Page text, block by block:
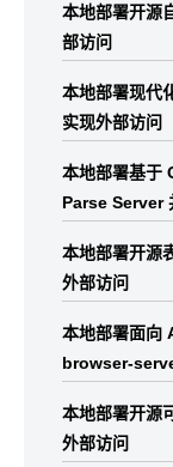
本地部署开源
部访问
本地部署现代
实现外部访问
本地部署基于
Parse Server
本地部署开源
外部访问
本地部署面向
browser-
本地部署开源
外部访问